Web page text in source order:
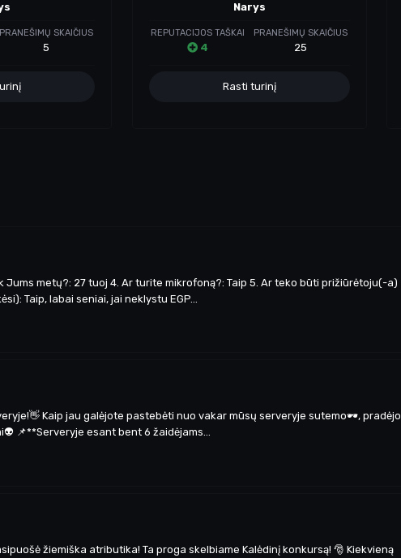
PRANEŠIMŲ SKAIČIUS
5
Narys
REPUTACIJOS TAŠKAI
4
PRANEŠIMŲ SKAIČIUS
25
Rasti turinį
Jums metų?: 27 tuoj 4. Ar turite mikrofoną?: Taip 5. Ar teko būti prižiūrėtoju(-a)
Taip, labai seniai, jai neklystu EGP...
Kaip jau galėjote pastebėti nuo vakar mūsų serveryje sutemo🕶️, pradėjo
📌**Serveryje esant bent 6 žaidėjams...
žiemiška atributika! Ta proga skelbiame Kalėdinį konkursą! 🎅 Kiekvieną